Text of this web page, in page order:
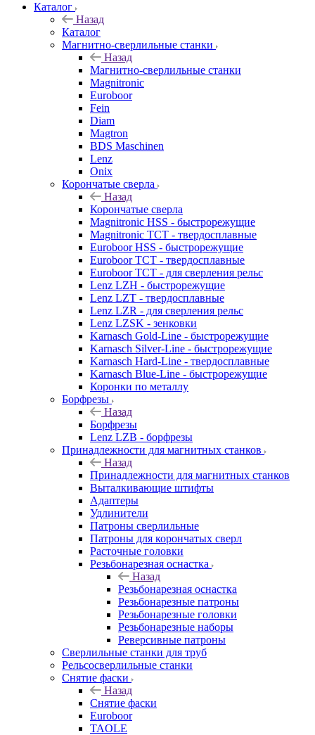
Каталог
Назад
Каталог
Магнитно-сверлильные станки
Назад
Магнитно-сверлильные станки
Magnitronic
Euroboor
Fein
Diam
Magtron
BDS Maschinen
Lenz
Onix
Корончатые сверла
Назад
Корончатые сверла
Magnitronic HSS - быстрорежущие
Magnitronic TCT - твердосплавные
Euroboor HSS - быстрорежущие
Euroboor TCT - твердосплавные
Euroboor TCT - для сверления рельс
Lenz LZH - быстрорежущие
Lenz LZT - твердосплавные
Lenz LZR - для сверления рельс
Lenz LZSK - зенковки
Karnasch Gold-Line - быстрорежущие
Karnasch Silver-Line - быстрорежущие
Karnasch Hard-Line - твердосплавные
Karnasch Blue-Line - быстрорежущие
Коронки по металлу
Борфрезы
Назад
Борфрезы
Lenz LZB - борфрезы
Принадлежности для магнитных станков
Назад
Принадлежности для магнитных станков
Выталкивающие штифты
Адаптеры
Удлинители
Патроны сверлильные
Патроны для корончатых сверл
Расточные головки
Резьбонарезная оснастка
Назад
Резьбонарезная оснастка
Резьбонарезные патроны
Резьбонарезные головки
Резьбонарезные наборы
Реверсивные патроны
Сверлильные станки для труб
Рельсосверлильные станки
Снятие фаски
Назад
Снятие фаски
Euroboor
TAOLE